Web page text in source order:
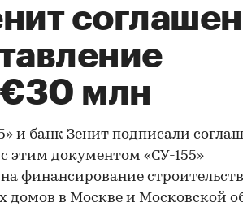
€30 млн
и банк Зенит подписали
этим документом «СУ-155»
финансирование
в Москве и Московской